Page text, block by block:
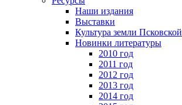
Наши издания
Выставки
Культура земли Псковской
Новинки литературы
2010 год
2011 год
2012 год
2013 год
2014 год